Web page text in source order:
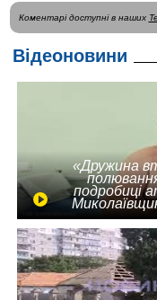
Коментарі доступні в наших
Відеоновини
«Дружина
подробиці